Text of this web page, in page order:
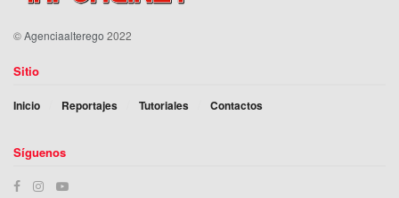
©Agenciaalterego 2022
Sitio
Inicio Reportajes Tutoriales Contactos
Síguenos